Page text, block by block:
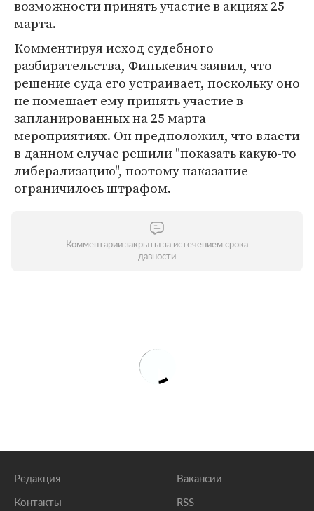
возможности принять участие в акциях 25
марта.
Комментируя исход судебного
разбирательства, Финькевич заявил, что
решение суда его устраивает, поскольку оно
не помешает ему принять участие в
запланированных на 25 марта
мероприятиях. Он предположил, что власти
в данном случае решили "показать какую-то
либерализацию", поэтому наказание
ограничилось штрафом.
Комментарии закрыты за истечением срока
давности
Редакция
Контакты
Вакансии
RSS